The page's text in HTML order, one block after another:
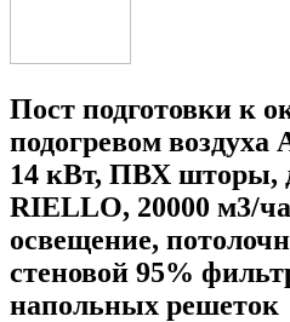
Пост подготовки к
подогревом воздуха
14 кВт, ПВХ шторы,
RIELLO, 20000 м3/
освещение,
стеновой 95%
напольных решеток